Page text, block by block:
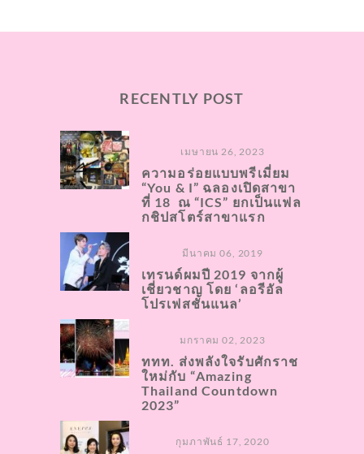
RECENTLY POST
เมษายน 26, 2023
ความอร่อยแบบพรีเมี่ยม
“You & I” ฉลองเปิดสาขา
ที่ 18 ณ “ICS” ยกเป็นแฟล
กชิปสโตร์สาขาแรก
มีนาคม 06, 2019
เทรนด์ผมปี 2019 จากผู้
เชี่ยวชาญ โดย ‘ลอรีอัล
โปรเฟสชั่นแนล’
มกราคม 02, 2023
ททท. ส่งพลังใจรับศักราช
ใหม่กับ “Amazing
Thailand Countdown
2023”
กุมภาพันธ์ 17, 2020